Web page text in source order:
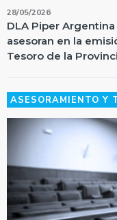
28/05/2026
DLA Piper
asesoran en la
Tesoro de la
ASESORAMIENTO Y